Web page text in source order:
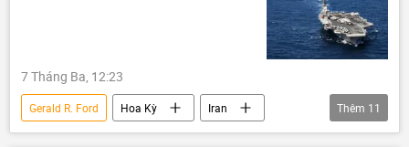
7 Tháng Ba, 12:23
Gerald R. Ford Hoa Kỳ
Iran
Leo thang căng thẳng giữa Israel và Iran
Thêm 11